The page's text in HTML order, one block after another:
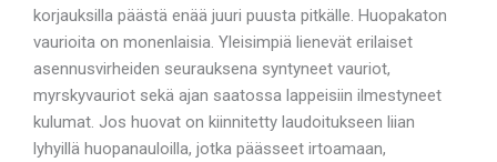
korjauksilla päästä enää juuri puusta pitkälle. Huopakaton
vaurioita on monenlaisia. Yleisimpiä lienevät erilaiset
asennusvirheiden seurauksena syntyneet vauriot,
myrskyvauriot sekä ajan saatossa lappeisiin ilmestyneet
kulumat. Jos huovat on kiinnitetty laudoitukseen liian
lyhyillä huopanauloilla, jotka päässeet irtoamaan,